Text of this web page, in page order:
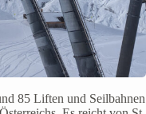
85 Liften und Seilbahnen